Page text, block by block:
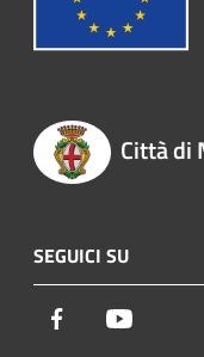
Città di
SEGUICI SU
Facebook